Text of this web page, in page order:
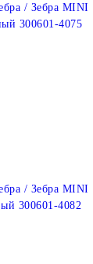
/ Зебра MINI
300601-4075
/ Зебра MINI
300601-4082